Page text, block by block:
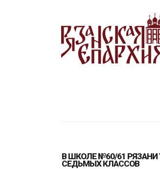
В ШКОЛЕ №60/61
СЕДЬМЫХ КЛАССОВ